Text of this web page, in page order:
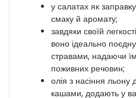
у салатах як
смаку й аромату;
завдяки своїй
воно ідеально
стравами, надаючи їм
поживних речовин;
олія з насіння льону
кашами, додають у